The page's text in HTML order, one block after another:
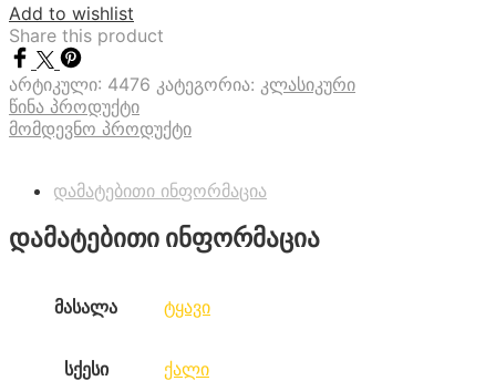
Add to wishlist
Share this product
არტიკული: 4476 კატეგორია: კლასიკური
წინა პროდუქტი
მომდევნო პროდუქტი
დამატებითი ინფორმაცია
დამატებითი ინფორმაცია
მასალა ტყავი
სქესი ქალი